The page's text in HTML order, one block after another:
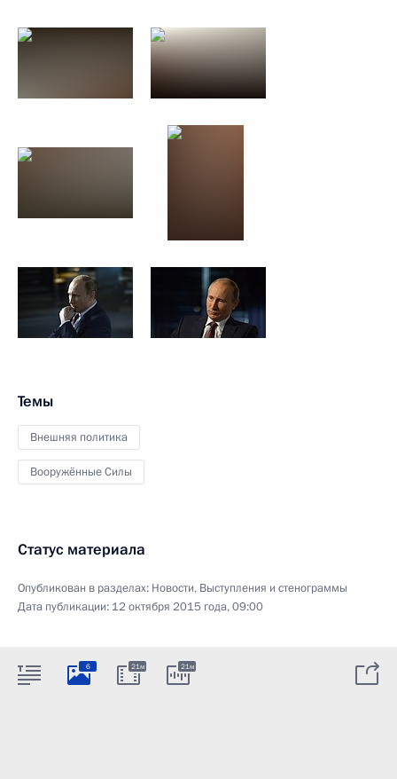
Темы
Внешняя политика
Вооружённые Силы
Статус материала
Опубликован в разделах: Новости, Выступления и стенограммы
Дата публикации: 12 октября 2015 года, 09:00
6 21м 21м